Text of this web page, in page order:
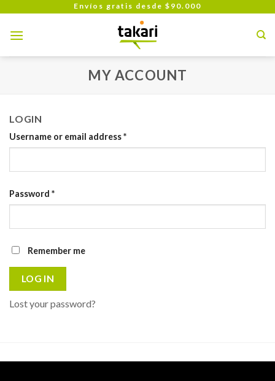
content
Envíos gratis desde $90.000
MY ACCOUNT
LOGIN
Username or email address*
Password *
Remember me
LOG IN
Lost your password?